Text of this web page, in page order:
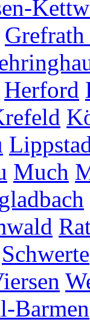
Grefrath
Herford
Much
Schwerte
Barmen